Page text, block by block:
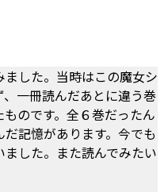
した。当時はこの魔女シ
一冊読んだあとに違う巻
のです。全６巻だったん
記憶があります。今でも
した。また読んでみたい